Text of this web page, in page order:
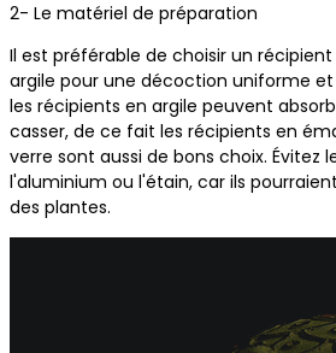
2- Le matériel de préparation
Il est préférable de choisir un
argile pour une décoction uniforme
les récipients en argile peuvent
casser, de ce fait les récipients en
verre sont aussi de bons choix. Évitez
l'aluminium ou l'étain, car ils
des plantes.